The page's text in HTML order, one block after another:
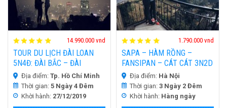
14.990.000 vnd
TOUR DU LỊCH ĐÀI LOAN
5N4Đ: ĐÀI BẮC – ĐÀI
TRUNG – CAO HÙNG – NAM
ĐẦU | BAY CÙNG CHINA AIR
VÀ MANDARIN AIR
Địa điểm: Tp. Hồ Chí Minh
Thời gian: 5 Ngày 4 Đêm
Khời hành: 27/12/2019
1.790.000 vnd
SAPA – HÀM RỒNG –
FANSIPAN – CÁT CÁT 3N2D
Địa điểm: Hà Nội
Thời gian: 3 Ngày 2 Đêm
Khời hành: Hàng ngày